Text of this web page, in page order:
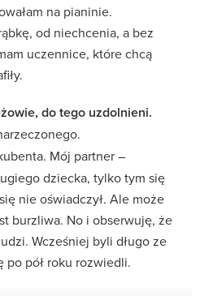
na pianinie.
od niechcenia, a bez
uczennice, które chcą
do tego uzdolnieni.
Mój partner –
dziecka, tylko tym się
nie oświadczył. Ale może
burzliwa. No i obserwuję, że
Wcześniej byli długo ze
po pół roku rozwiedli.